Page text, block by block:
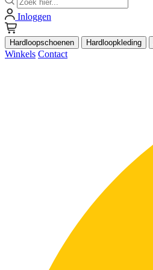
Inloggen
Hardloopschoenen Hardloopkleding
Winkels Contact